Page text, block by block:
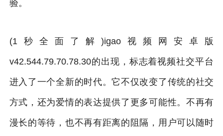
验。
(1秒全面了解)igao视频网安卓版
v42.544.79.70.78.30的出现，标志着视频社交平台
进入了一个全新的时代。它不仅改变了传统的社交
方式，还为爱情的表达提供了更多可能性。不再有
漫长的等待，也不再有距离的阻隔，用户可以随时